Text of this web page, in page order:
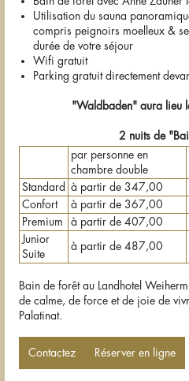
Utilisation du sauna
compris peignoirs moelleux &
durée de votre séjour
Wifi gratuit
Parking gratuit directement
"Waldbaden" aura lieu
2 nuits de
par personne en
chambre double
Standard
à partir de 347,00
Confort
à partir de 367,00
Premium
à partir de 407,00
Junior
Suite
à partir de 487,00
Bain de forêt au Landhotel
de calme, de force et de joie de
Palatinat.
Contactez Réserver en ligne